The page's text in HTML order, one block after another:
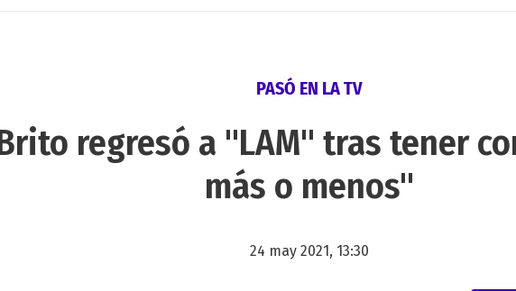
PASÓ EN LA TV
regresó a "LAM" tras tener
más o menos"
24 may 2021, 13:30